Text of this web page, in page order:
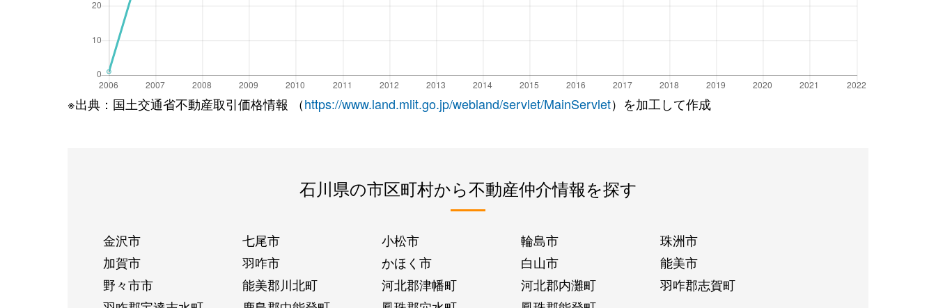
※出典：国土交通省不動産取引価格情報 （https://www.land.mlit.go.jp/webland/servlet/MainServlet）を加工して作成
石川県の市区町村から不動産仲介情報を探す
金沢市 七尾市 小松市 輪島市
珠洲市
加賀市
羽咋市 かほく市 白山市
能美市
野々市市
能美郡川北町 河北郡津幡町 河北郡内灘町
羽咋郡志賀町